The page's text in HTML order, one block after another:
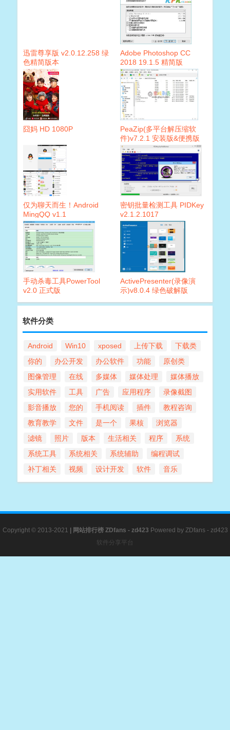
迅雷尊享版 v2.0.12.258 绿
色精简版本
Adobe Photoshop CC
2018 19.1.5 精简版
囧妈 HD 1080P
PeaZip(多平台解压缩软
件)v7.2.1 安装版&便携版
仅为聊天而生！Android
MingQQ v1.1
密钥批量检测工具 PIDKey
v2.1.2.1017
手动杀毒工具PowerTool
v2.0 正式版
ActivePresenter(录像演
示)v8.0.4 绿色破解版
软件分类
Android Win10 xposed 上传下载
下载类
你的
办公开发 办公软件 功能
原创类
图像管理
在线 多媒体 媒体处理
媒体播放
实用软件
工具 广告 应用程序
录像截图
影音播放
您的 手机阅读 插件
教程咨询
教育教学
文件 是一个 果核
浏览器
滤镜
照片 版本 生活相关 程序
系统
系统工具
系统相关 系统辅助
编程调试
补丁相关
视频 设计开发 软件 音乐
Copyright © 2013-2021 | 网站排行榜ZDfans - zd423 Powered by ZDfans - zd423
软件分享平台